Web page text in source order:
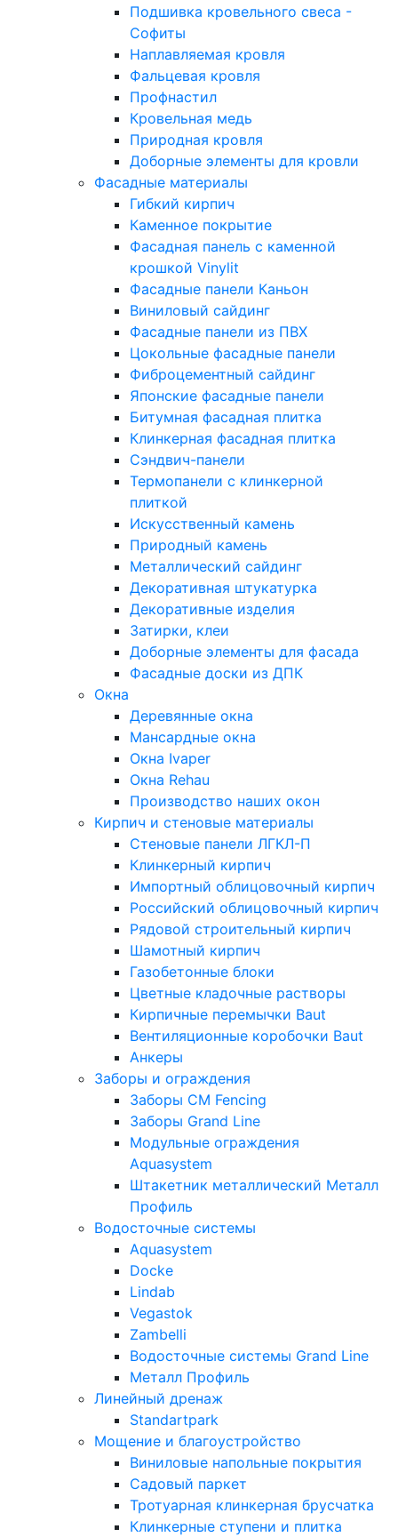
Подшивка кровельного свеса -
Софиты
Наплавляемая кровля
Фальцевая кровля
Профнастил
Кровельная медь
Природная кровля
Доборные элементы для кровли
Фасадные материалы
Гибкий кирпич
Каменное покрытие
Фасадная панель с каменной
крошкой Vinylit
Фасадные панели Каньон
Виниловый сайдинг
Фасадные панели из ПВХ
Цокольные фасадные панели
Фиброцементный сайдинг
Японские фасадные панели
Битумная фасадная плитка
Клинкерная фасадная плитка
Сэндвич-панели
Термопанели с клинкерной
плиткой
Искусственный камень
Природный камень
Металлический сайдинг
Декоративная штукатурка
Декоративные изделия
Затирки, клеи
Доборные элементы для фасада
Фасадные доски из ДПК
Окна
Деревянные окна
Мансардные окна
Окна Ivaper
Окна Rehau
Производство наших окон
Кирпич и стеновые материалы
Стеновые панели ЛГКЛ-П
Клинкерный кирпич
Импортный облицовочный кирпич
Российский облицовочный кирпич
Рядовой строительный кирпич
Шамотный кирпич
Газобетонные блоки
Цветные кладочные растворы
Кирпичные перемычки Baut
Вентиляционные коробочки Baut
Анкеры
Заборы и ограждения
Заборы CM Fencing
Заборы Grand Line
Модульные ограждения
Aquasystem
Штакетник металлический Металл
Профиль
Водосточные системы
Aquasystem
Docke
Lindab
Vegastok
Zambelli
Водосточные системы Grand Line
Металл Профиль
Линейный дренаж
Standartpark
Мощение и благоустройство
Виниловые напольные покрытия
Садовый паркет
Тротуарная клинкерная брусчатка
Клинкерные ступени и плитка